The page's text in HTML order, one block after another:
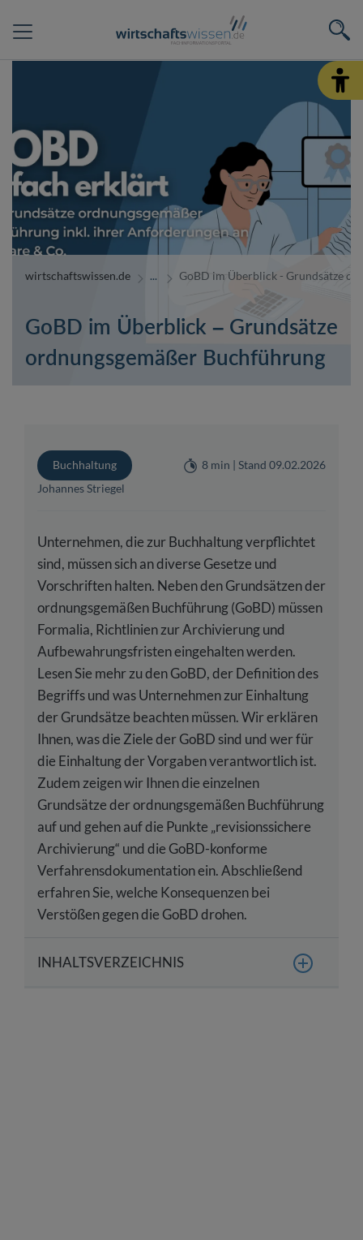
wirtschaftswissen.de GoBD im Überblick - Grundsätze
GoBD im Überblick – Grundsätze
ordnungsgemäßer Buchführung
Buchhaltung
8 min | Stand 09.02.2026
Johannes Striegel
Unternehmen, die zur Buchhaltung verpflichtet
sind, müssen sich an diverse Gesetze und
Vorschriften halten. Neben den Grundsätzen der
ordnungsgemäßen Buchführung (GoBD) müssen
Formalia, Richtlinien zur Archivierung und
Aufbewahrungsfristen eingehalten werden.
Lesen Sie mehr zu den GoBD, der Definition des
Begriffs und was Unternehmen zur Einhaltung
der Grundsätze beachten müssen. Wir erklären
Ihnen, was die Ziele der GoBD sind und wer für
die Einhaltung der Vorgaben verantwortlich ist.
Zudem zeigen wir Ihnen die einzelnen
Grundsätze der ordnungsgemäßen Buchführung
auf und gehen auf die Punkte „revisionssichere
Archivierung“ und die GoBD-konforme
Verfahrensdokumentation ein. Abschließend
erfahren Sie, welche Konsequenzen bei
Verstößen gegen die GoBD drohen.
INHALTSVERZEICHNIS